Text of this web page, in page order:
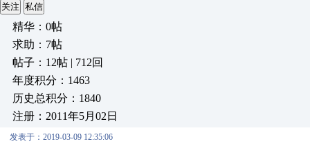
关注 私信
精华：0帖
求助：7帖
帖子：12帖 | 712回
年度积分：1463
历史总积分：1840
注册：2011年5月02日
发表于：2019-03-09 12:35:06